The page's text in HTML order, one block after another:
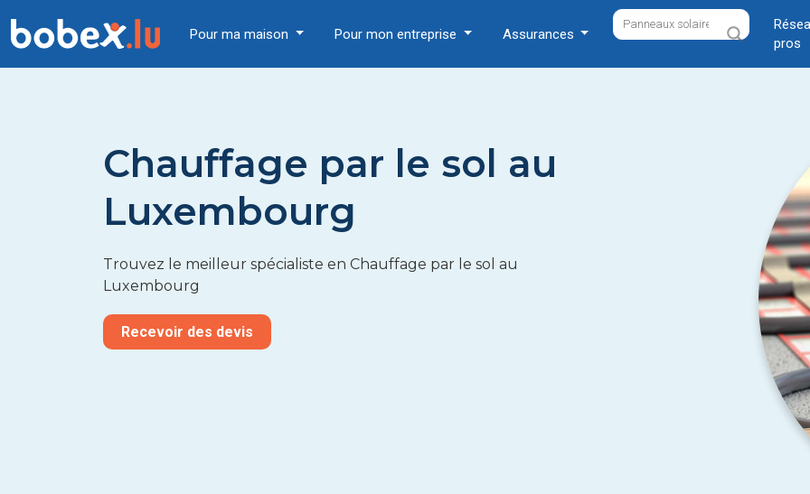
Pour ma maison Pour mon entreprise Assurances
pros
Chauffage par le sol au
Luxembourg
Trouvez le meilleur spécialiste en Chauffage par le sol au
Luxembourg
Recevoir des devis